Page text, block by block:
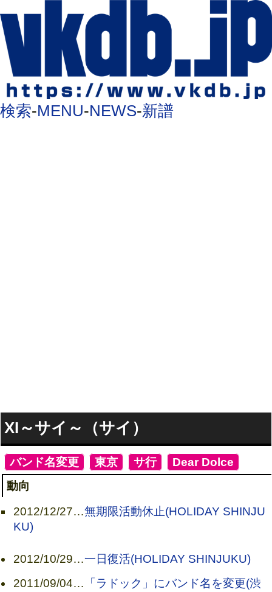
検索-MENU-NEWS-新譜
XI～サイ～（サイ）
[バンド名変更 東京 サ行] Dear Dolce
動向
2012/12/27…無期限活動休止(HOLIDAY SHINJU
KU)
2012/10/29…一日復活(HOLIDAY SHINJUKU)
2011/09/04… 「ラドック」にバンド名を変更(渋